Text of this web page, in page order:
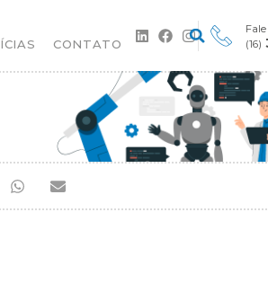
CONTATO
(16)